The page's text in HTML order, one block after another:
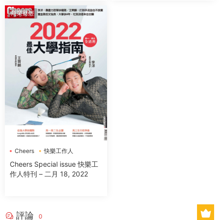
商業财經
Cheers 快樂工作人
Cheers Special issue 快樂工
作人特刊 – 二月 18, 2022
評論 0